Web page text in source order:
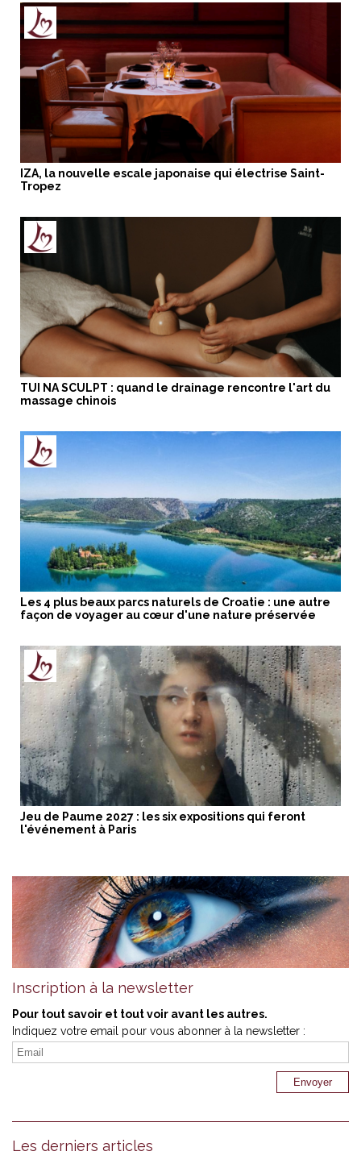
IZA, la nouvelle escale japonaise qui électrise Saint-
Tropez
TUI NA SCULPT : quand le drainage rencontre l'art du
massage chinois
Les 4 plus beaux parcs naturels de Croatie : une autre
façon de voyager au cœur d'une nature préservée
Jeu de Paume 2027 : les six expositions qui feront
l'événement à Paris
Inscription à la newsletter
Pour tout savoir et tout voir avant les autres.
Indiquez votre email pour vous abonner à la newsletter :
Les derniers articles